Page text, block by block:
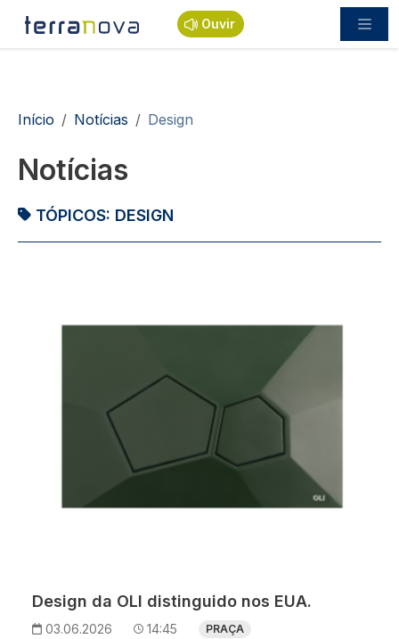
Passar para o conteúdo principal
Ouvir
Navegação estrutural
Início Notícias Design
Notícias
TÓPICOS: DESIGN
Design da OLI distinguido nos EUA.
03.06.2026 14:45 PRAÇA